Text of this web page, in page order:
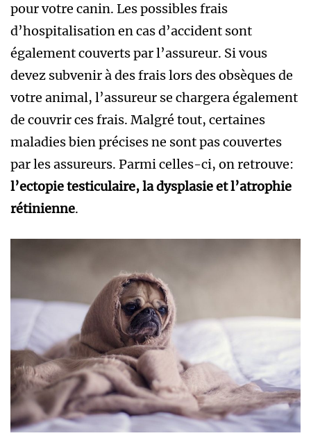
pour votre canin. Les possibles frais
d’hospitalisation en cas d’accident sont
également couverts par l’assureur. Si vous
devez subvenir à des frais lors des obsèques de
votre animal, l’assureur se chargera également
de couvrir ces frais. Malgré tout, certaines
maladies bien précises ne sont pas couvertes
par les assureurs. Parmi celles-ci, on retrouve:
l’ectopie testiculaire, la dysplasie et l’atrophie
rétinienne.